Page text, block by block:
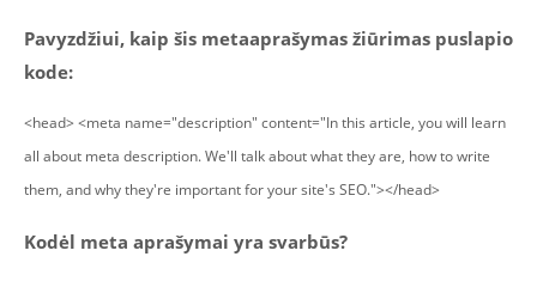
Pavyzdžiui, kaip šis metaaprašymas žiūrimas puslapio
kode:
<head> <meta name="description" content="In this article, you will learn
all about meta description. We'll talk about what they are, how to write
them, and why they're important for your site's SEO."></head>
Kodėl meta aprašymai yra svarbūs?